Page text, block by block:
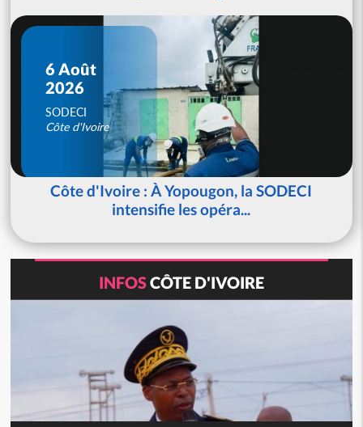
6 Août
2026
SODECI
Côte d'Ivoire
Côte d'Ivoire : À Yopougon, la SODECI
intensifie les opéra...
INFOSCÔTE D'IVOIRE